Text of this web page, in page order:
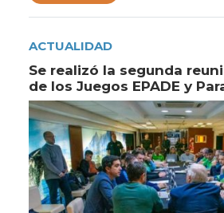
ACTUALIDAD
Se realizó la segunda
de los Juegos EPADE y